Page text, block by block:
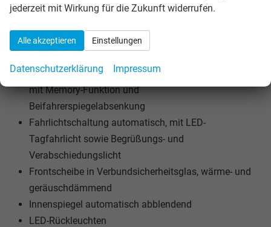
Steckdose vorn
Access", mit berührungsloser Ver- und Entriegelung,
Außenspiegel elektrisch einstell-, anklapp-, beheizbar,
mit Memory-Funktion und
Beifahrerspiegelabsenkung
Fahrlichtschaltung automatisch, mit LED-
Tagfahrlicht sowie Begrüßungs- und
Verabschiedungslicht
Frontscheibe in Verbundsicherheitsglas, wärme- und
geräuschdämmend
Innenspiegel automatisch abblendend
LED-Rückleuchten
jederzeit mit Wirkung für die Zukunft widerrufen.
Alle akzeptieren Einstellungen
Datenschutzerklärung Impressum